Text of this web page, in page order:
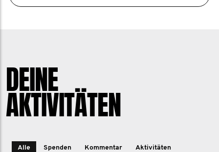
DEINE
AKTIVITÄTEN
Alle Spenden Kommentar Aktivitäten